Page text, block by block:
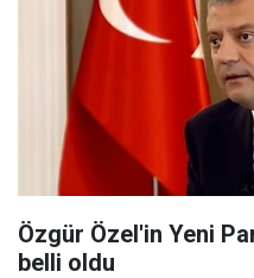
Özgür Özel'in Yeni
belli oldu